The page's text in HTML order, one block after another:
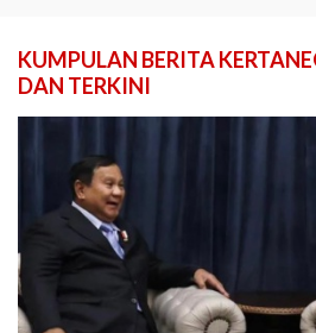
KUMPULAN BERITA
DAN TERKINI